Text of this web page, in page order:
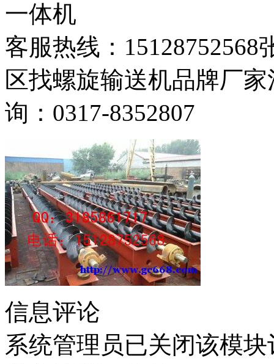
一体机
客服热线：
区找螺旋输送机品牌厂
询：0317-8352807
信息评论
系统管理员已关闭该模